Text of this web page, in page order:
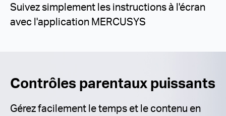
Suivez simplement les instructions à l'écran
avec l'application MERCUSYS
Contrôles parentaux puissants
Gérez facilement le temps et le contenu en